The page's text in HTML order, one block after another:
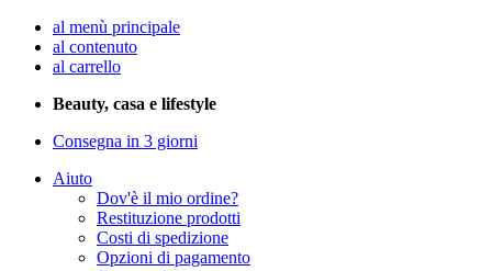
al menù principale
al contenuto
al carrello
Beauty, casa e lifestyle
Consegna in 3 giorni
Aiuto
Dov'è il mio ordine?
Restituzione prodotti
Costi di spedizione
Opzioni di pagamento